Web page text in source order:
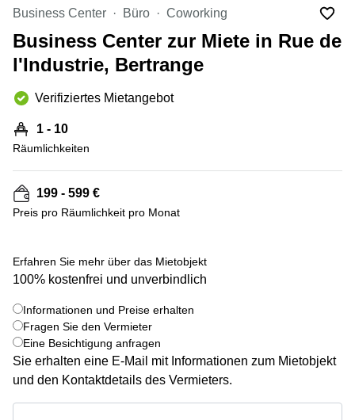
Сoworking
Esch-sur-
Alzette
Sandweiler
Bureaux
Esch-
sur-
Alzette
Bureaux
Sandweiler
Centres
Bertrange
Centres
Esch-
sur-
Alzette
Centres
Business Center Büro Coworking
Business Center zur Miete in Rue de
l'Industrie, Bertrange
Verifiziertes Mietangebot
1 - 10
Räumlichkeiten
199 - 599 €
Preis pro Räumlichkeit pro Monat
Erfahren Sie mehr über das Mietobjekt
100% kostenfrei und unverbindlich
Informationen und Preise erhalten
Fragen Sie den Vermieter
Eine Besichtigung anfragen
Sie erhalten eine E-Mail mit Informationen zum Mietobjekt
und den Kontaktdetails des Vermieters.